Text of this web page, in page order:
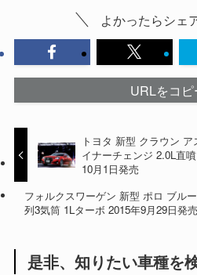
よかったらシェ
URLをコピ
トヨタ 新型 クラウン
イナーチェンジ 2.0L直
10月1日発売
フォルクスワーゲン 新型 ポロ ブル
列3気筒 1Lターボ 2015年9月29日発売
是非、知りたい車種を